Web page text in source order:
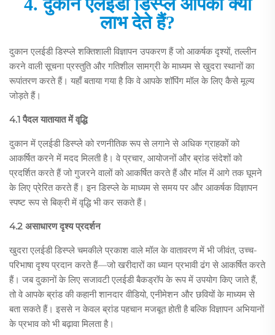
4. दुकान एलईडी डिस्प्ले आपको क्या
लाभ देते हैं?
दुकान एलईडी डिस्प्ले शक्तिशाली विज्ञापन उपकरण हैं जो आकर्षक दृश्यों, तल्लीन
करने वाली सूचना प्रस्तुति और गतिशील सामग्री के माध्यम से खुदरा स्थानों का
रूपांतरण करते हैं। यहाँ बताया गया है कि वे आपके शॉपिंग मॉल के लिए कैसे मूल्य
जोड़ते हैं।
4.1 पैदल यातायात में वृद्धि
दुकान में एलईडी डिस्प्ले को रणनीतिक रूप से लगाने से अधिक ग्राहकों को
आकर्षित करने में मदद मिलती है। वे प्रचार, आयोजनों और ब्रांड संदेशों को
प्रदर्शित करते हैं जो गुजरने वालों को आकर्षित करते हैं और मॉल में आगे तक घूमने
के लिए प्रेरित करते हैं। इन डिस्प्ले के माध्यम से समय पर और आकर्षक विज्ञापन
स्पष्ट रूप से बिक्री में वृद्धि भी कर सकते हैं।
4.2 असाधारण दृश्य प्रदर्शन
खुदरा एलईडी डिस्प्ले चमकीले प्रकाश वाले मॉल के वातावरण में भी जीवंत, उच्च-
परिभाषा दृश्य प्रदान करते हैं—जो खरीदारों का ध्यान प्रभावी ढंग से आकर्षित करते
हैं। जब दुकानों के लिए सजावटी एलईडी बैकड्रॉप के रूप में उपयोग किए जाते हैं,
तो वे आपके ब्रांड की कहानी शानदार वीडियो, एनीमेशन और छवियों के माध्यम से
बता सकते हैं। इससे न केवल ब्रांड पहचान मजबूत होती है बल्कि विज्ञापन अभियानों
के प्रभाव को भी बढ़ावा मिलता है।